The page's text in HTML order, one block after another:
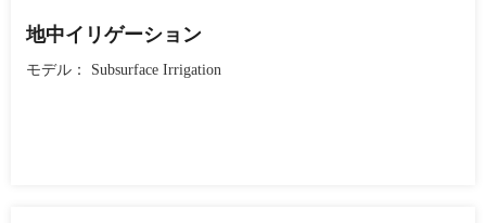
地中イリゲーション
モデル： Subsurface Irrigation